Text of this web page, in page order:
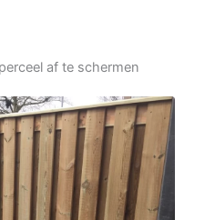
af te schermen